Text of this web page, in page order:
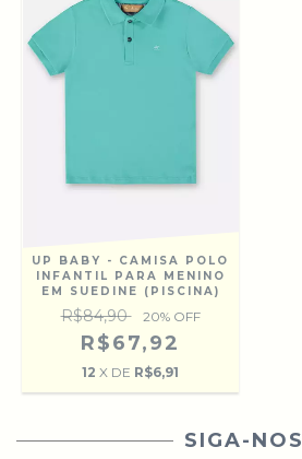
UP BABY - CAMISA POLO
INFANTIL PARA MENINO
EM SUEDINE (PISCINA)
R$84,90 20% OFF
R$67,92
12 X DE R$6,91
SIGA-NOS